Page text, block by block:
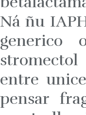
Ná ñu
generico
entre
pensar